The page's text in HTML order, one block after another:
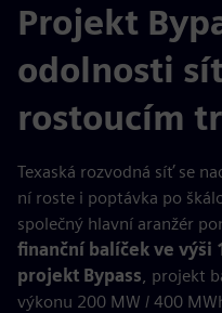
Projekt
odolnosti
rostoucím
Texaská rozvodná síť se
ní roste i poptávka po
společný hlavní aranžér
finanční balíček ve výši
projekt Bypass, projekt
výkonu 200 MW / 400